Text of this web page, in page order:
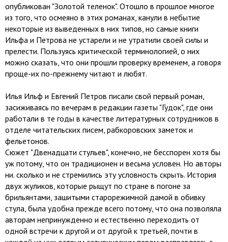
опубликован "Золотой теленок". Отошло в прошлое многое
из того, что осмеяно в этих романах, канули в небытие
некоторые из выведенных в них типов, но самые книги
Ильфа и Петрова не устарели и не утратили своей силы и
прелести. Пользуясь критической терминологией, о них
можно сказать, что они прошли проверку временем, а говоря
проще-их по-прежнему читают и любят.
Илья Ильф и Евгений Петров писали свой первый роман,
засиживаясь по вечерам в редакции газеты "Гудок", где они
работали в те годы в качестве литературных сотрудников в
отделе читательских писем, рабкоровских заметок и
фельетонов.
Сюжет "Двенадцати стульев", конечно, не бесспорен хотя бы
уж потому, что он традиционен и весьма условен. Но авторы
ни. сколько и не стремились эту условность скрыть. История
двух жуликов, которые рыщут по стране в погоне за
брильянтами, зашитыми старорежимной дамой в обивку
стула, была удобна прежде всего потому, что она позволяла
авторам непринужденно и естественно переходить от
одной встречи к другой и от другой к третьей, почти в